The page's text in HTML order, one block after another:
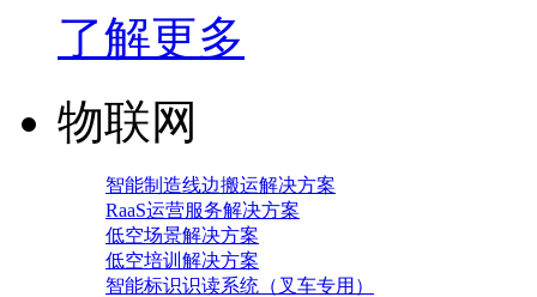
了解更多
物联网
智能制造线边搬运解决方案
RaaS运营服务解决方案
低空场景解决方案
低空培训解决方案
智能标识识读系统（叉车专用）